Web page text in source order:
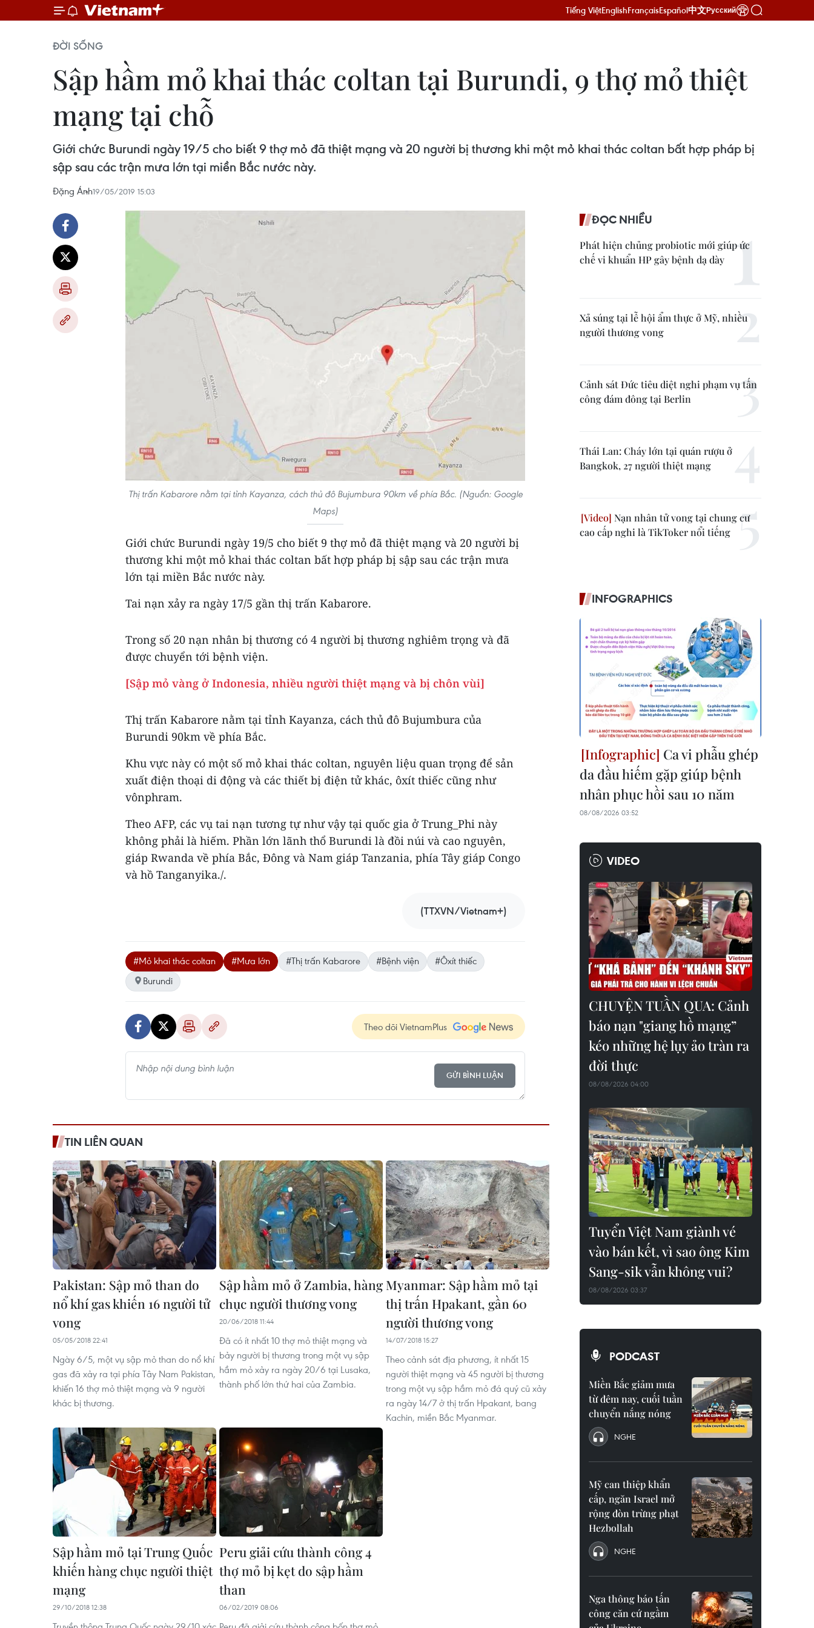
Tiếng ViệtEnglishFrançaisEspañol中文Русский
ĐỜI SỐNG
Sập hầm mỏ khai thác coltan tại Burundi, 9 thợ mỏ thiệt
mạng tại chỗ
Giới chức Burundi ngày 19/5 cho biết 9 thợ mỏ đã thiệt mạng và 20 người bị thương khi một mỏ khai thác coltan bất hợp pháp bị
sập sau các trận mưa lớn tại miền Bắc nước này.
Đặng Ánh19/05/2019 15:03
Thị trấn Kabarore nằm tại tỉnh Kayanza, cách thủ đô Bujumbura 90km về phía Bắc. (Nguồn: Google
Maps)
Giới chức Burundi ngày 19/5 cho biết 9 thợ mỏ đã thiệt mạng và 20 người bị
thương khi một mỏ khai thác coltan bất hợp pháp bị sập sau các trận mưa
lớn tại miền Bắc nước này.
Tai nạn xảy ra ngày 17/5 gần thị trấn Kabarore.
Trong số 20 nạn nhân bị thương có 4 người bị thương nghiêm trọng và đã
được chuyển tới bệnh viện.
[Sập mỏ vàng ở Indonesia, nhiều người thiệt mạng và bị chôn vùi]
Thị trấn Kabarore nằm tại tỉnh Kayanza, cách thủ đô Bujumbura của
Burundi 90km về phía Bắc.
Khu vực này có một số mỏ khai thác coltan, nguyên liệu quan trọng để sản
xuất điện thoại di động và các thiết bị điện tử khác, ôxít thiếc cũng như
vônphram.
Theo AFP, các vụ tai nạn tương tự như vậy tại quốc gia ở Trung_Phi này
không phải là hiếm. Phần lớn lãnh thổ Burundi là đồi núi và cao nguyên,
giáp Rwanda về phía Bắc, Đông và Nam giáp Tanzania, phía Tây giáp Congo
và hồ Tanganyika./.
(TTXVN/Vietnam+)
#Mỏ khai thác coltan #Mưa lớn #Thị trấn Kabarore #Bệnh viện
#Ôxít thiếc
Burundi
Theo dõi VietnamPlus
GỬI BÌNH LUẬN
TIN LIÊN QUAN
Pakistan: Sập mỏ than do
nổ khí gas khiến 16 người tử
vong
05/05/2018 22:41
Ngày 6/5, một vụ sập mỏ than do nổ khí
gas đã xảy ra tại phía Tây Nam Pakistan,
khiến 16 thợ mỏ thiệt mạng và 9 người
khác bị thương.
Sập hầm mỏ ở Zambia, hàng
chục người thương vong
20/06/2018 11:44
Đã có ít nhất 10 thợ mỏ thiệt mạng và
bảy người bị thương trong một vụ sập
hầm mỏ xảy ra ngày 20/6 tại Lusaka,
thành phố lớn thứ hai của Zambia.
Myanmar: Sập hầm mỏ tại
thị trấn Hpakant, gần 60
người thương vong
14/07/2018 15:27
Theo cảnh sát địa phương, ít nhất 15
người thiệt mạng và 45 người bị thương
trong một vụ sập hầm mỏ đá quý cũ xảy
ra ngày 14/7 ở thị trấn Hpakant, bang
Kachin, miền Bắc Myanmar.
Sập hầm mỏ tại Trung Quốc
khiến hàng chục người thiệt
mạng
29/10/2018 12:38
Peru giải cứu thành công 4
thợ mỏ bị kẹt do sập hầm
than
06/02/2019 08:06
ĐỌC NHIỀU
Phát hiện chủng probiotic mới giúp ức
chế vi khuẩn HP gây bệnh dạ dày
Xả súng tại lễ hội ẩm thực ở Mỹ, nhiều
người thương vong
Cảnh sát Đức tiêu diệt nghi phạm vụ tấn
công đám đông tại Berlin
Thái Lan: Cháy lớn tại quán rượu ở
Bangkok, 27 người thiệt mạng
Nạn nhân tử vong tại chung cư
cao cấp nghi là TikToker nổi tiếng
INFOGRAPHICS
Ca vi phẫu ghép
da đầu hiếm gặp giúp bệnh
nhân phục hồi sau 10 năm
08/08/2026 03:52
VIDEO
CHUYỆN TUẦN QUA: Cảnh
báo nạn "giang hồ mạng”
kéo những hệ lụy ảo tràn ra
đời thực
08/08/2026 04:00
Tuyển Việt Nam giành vé
vào bán kết, vì sao ông Kim
Sang-sik vẫn không vui?
08/08/2026 03:37
PODCAST
Miền Bắc giảm mưa
từ đêm nay, cuối tuần
chuyển nắng nóng
NGHE
Mỹ can thiệp khẩn
cấp, ngăn Israel mở
rộng đòn trừng phạt
Hezbollah
NGHE
Nga thông báo tấn
công căn cứ ngầm